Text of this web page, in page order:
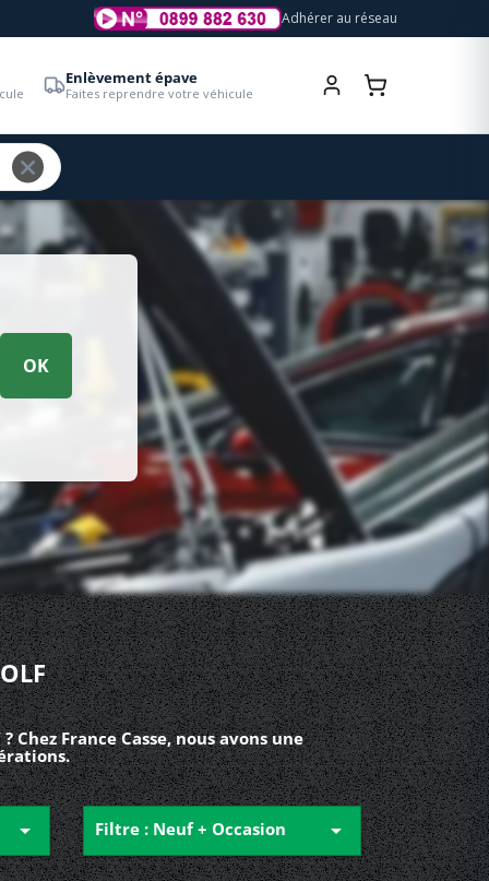
Adhérer au réseau
Enlèvement épave
Faites reprendre votre véhicule
OK
Chez France Casse, nous avons une
 Filtre : Neuf + Occasion 